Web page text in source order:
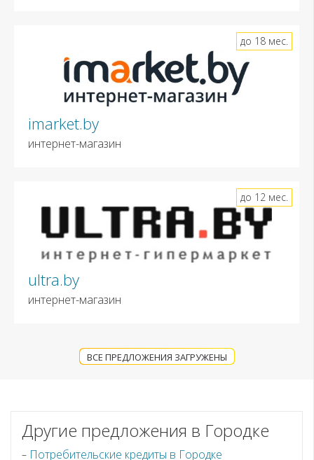
imarket.by
интернет-магазин
до 18 мес.
ultra.by
интернет-магазин
до 12 мес.
ВСЕ ПРЕДЛОЖЕНИЯ ЗАГРУЖЕНЫ
Другие предложения в Городке
Потребительские кредиты в Городке